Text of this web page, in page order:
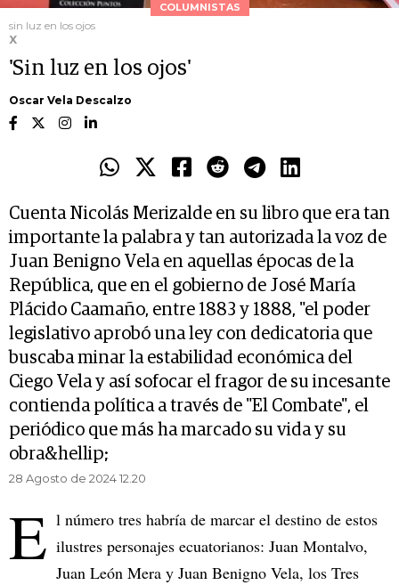
COLUMNISTAS
sin luz en los ojos
X
'Sin luz en los ojos'
Oscar Vela Descalzo
Cuenta Nicolás Merizalde en su libro que era tan
importante la palabra y tan autorizada la voz de
Juan Benigno Vela en aquellas épocas de la
República, que en el gobierno de José María
Plácido Caamaño, entre 1883 y 1888, "el poder
legislativo aprobó una ley con dedicatoria que
buscaba minar la estabilidad económica del
Ciego Vela y así sofocar el fragor de su incesante
contienda política a través de "El Combate", el
periódico que más ha marcado su vida y su
obra&hellip;
28 Agosto de 2024 12.20
E l número tres habría de marcar el destino de estos
ilustres personajes ecuatorianos: Juan Montalvo,
Juan León Mera y Juan Benigno Vela, los Tres